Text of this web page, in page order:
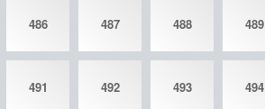
486 487 488 489
491 492 493 494